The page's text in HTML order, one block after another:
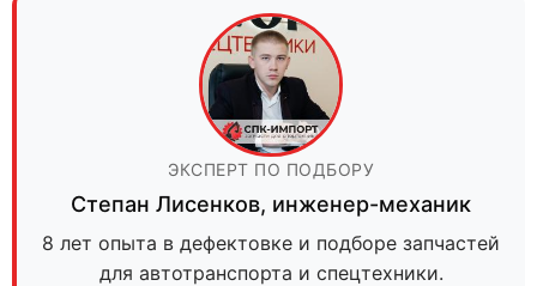
ЭКСПЕРТ ПО ПОДБОРУ
Степан Лисенков, инженер-механик
8 лет опыта в дефектовке и подборе запчастей
для автотранспорта и спецтехники.